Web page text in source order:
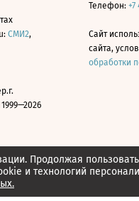
Продолжая
и технологий
СМИ2,
Телефон: +7
Сайт
сайта,
обработки